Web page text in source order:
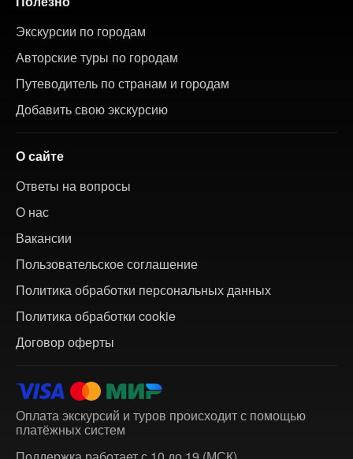
Экскурсии по городам
Авторские туры по городам
Путеводитель по странам и городам
Добавить свою экскурсию
О сайте
Ответы на вопросы
О нас
Вакансии
Пользовательское соглашение
Политика обработки персональных данных
Политика обработки cookie
Договор оферты
Оплата экскурсий и туров происходит с помощью
платёжных систем